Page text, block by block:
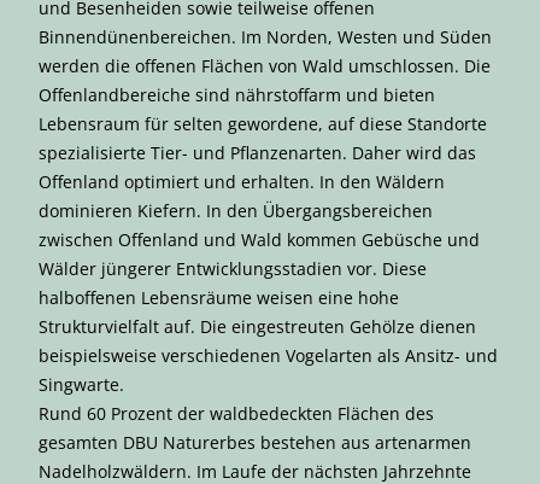
und Besenheiden sowie teilweise offenen
Binnendünenbereichen. Im Norden, Westen und Süden
werden die offenen Flächen von Wald umschlossen. Die
Offenlandbereiche sind nährstoffarm und bieten
Lebensraum für selten gewordene, auf diese Standorte
spezialisierte Tier- und Pflanzenarten. Daher wird das
Offenland optimiert und erhalten. In den Wäldern
dominieren Kiefern. In den Übergangsbereichen
zwischen Offenland und Wald kommen Gebüsche und
Wälder jüngerer Entwicklungsstadien vor. Diese
halboffenen Lebensräume weisen eine hohe
Strukturvielfalt auf. Die eingestreuten Gehölze dienen
beispielsweise verschiedenen Vogelarten als Ansitz- und
Singwarte.
Rund 60 Prozent der waldbedeckten Flächen des
gesamten DBU Naturerbes bestehen aus artenarmen
Nadelholzwäldern. Im Laufe der nächsten Jahrzehnte